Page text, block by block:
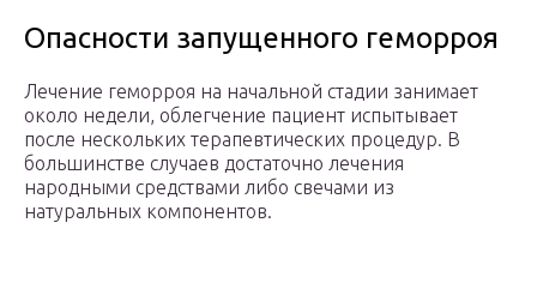
Опасности запущенного геморроя
Лечение геморроя на начальной стадии занимает
около недели, облегчение пациент испытывает
после нескольких терапевтических процедур. В
большинстве случаев достаточно лечения
народными средствами либо свечами из
натуральных компонентов.